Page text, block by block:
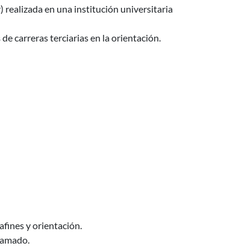
realizada en una institución universitaria
carreras terciarias en la orientación.
y orientación.